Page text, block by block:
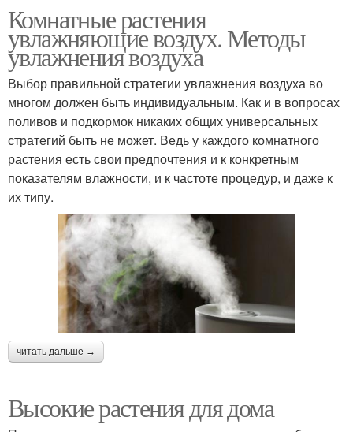
Комнатные растения
увлажняющие воздух. Методы
увлажнения воздуха
Выбор правильной стратегии увлажнения воздуха во
многом должен быть индивидуальным. Как и в вопросах
поливов и подкормок никаких общих универсальных
стратегий быть не может. Ведь у каждого комнатного
растения есть свои предпочтения и к конкретным
показателям влажности, и к частоте процедур, и даже к
их типу.
читать дальше →
Высокие растения для дома